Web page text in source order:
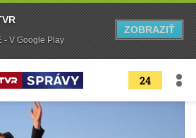
24
- V Google Play
ZOBRAZIŤ